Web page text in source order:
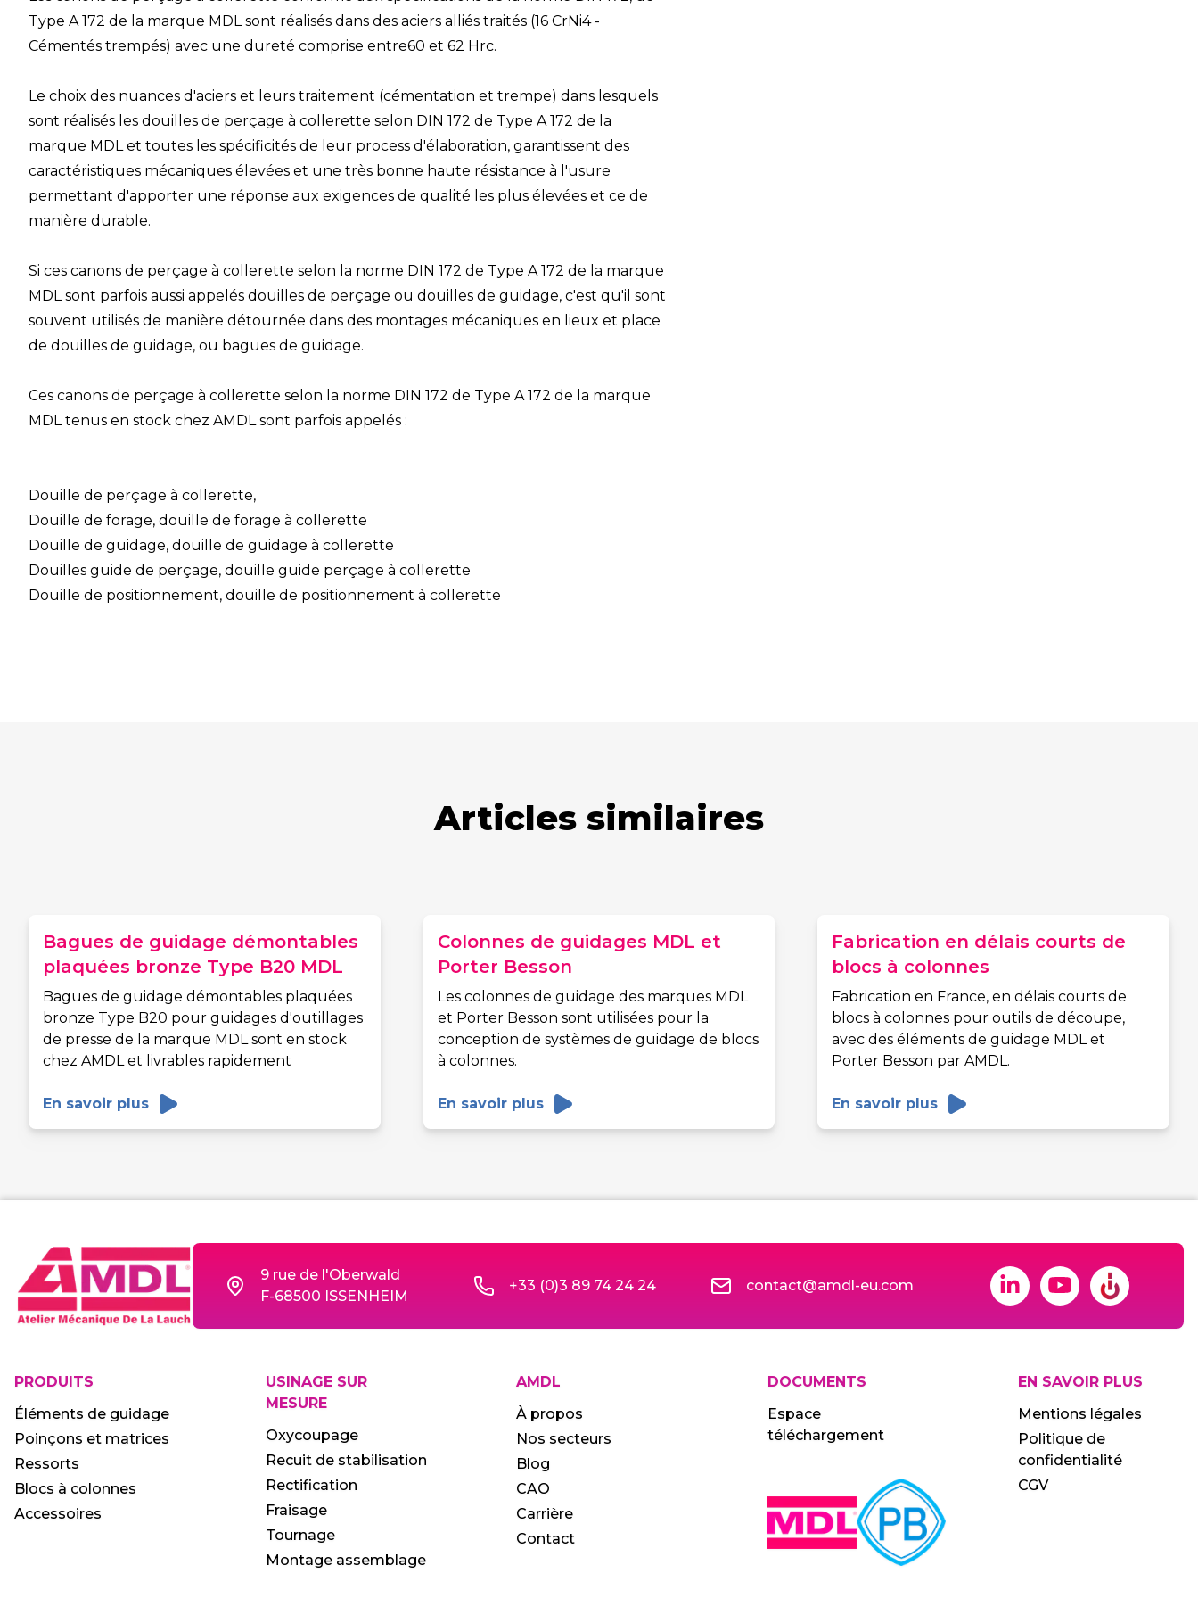
Type A 172 de la marque MDLsont réalisés dans des aciers alliés traités (16 CrNi4 -
Cémentés trempés) avec une dureté comprise entre60 et 62 Hrc.
Le choix des nuances d'aciers et leurs traitement (cémentation et trempe) dans lesquels
sont réalisés les douilles de perçage à collerette selon DIN 172 de Type A 172 de la
marque MDLet toutes les spécificités de leur process d'élaboration, garantissent des
caractéristiques mécaniques élevées et une très bonne haute résistance à l'usure
permettant d'apporter une réponse aux exigences de qualité les plus élevées et ce de
manière durable.
Si ces canons de perçage à collerette selon la norme DIN 172 de Type A 172 de la marque
MDLsont parfois aussi appelés douilles de perçage ou douilles de guidage, c'est qu'il sont
souvent utilisés de manière détournée dans des montages mécaniques en lieux et place
de douilles de guidage, ou bagues de guidage.
Ces canons de perçage à collerette selon la norme DIN 172 de Type A 172 de la marque
MDLtenus en stock chez AMDLsont parfois appelés :
Douille de perçage à collerette,
Douille de forage, douille de forage à collerette
Douille de guidage, douille de guidage à collerette
Douilles guide de perçage, douille guide perçage à collerette
Douille de positionnement, douille de positionnement à collerette
Articles similaires
Bagues de guidage démontables
plaquées bronze Type B20 MDL
Bagues de guidage démontables plaquées
bronze Type B20 pour guidages d'outillages
de presse de la marque MDL sont en stock
chez AMDL et livrables rapidement
En savoir plus
Colonnes de guidages MDL et
Porter Besson
Les colonnes de guidage des marques MDL
et Porter Besson sont utilisées pour la
conception de systèmes de guidage de blocs
à colonnes.
En savoir plus
Fabrication en délais courts de
blocs à colonnes
Fabrication en France, en délais courts de
blocs à colonnes pour outils de découpe,
avec des éléments de guidage MDL et
Porter Besson par AMDL.
En savoir plus
9 rue de l'Oberwald
F-68500 ISSENHEIM
+33 (0)3 89 74 24 24 contact@amdl-eu.com
PRODUITS
Éléments de guidage
Poinçons et matrices
Ressorts
Blocs à colonnes
Accessoires
USINAGE SUR
MESURE
Oxycoupage
Recuit de stabilisation
Rectification
Fraisage
Tournage
Montage assemblage
AMDL
À propos
Nos secteurs
Blog
CAO
Carrière
Contact
DOCUMENTS
Espace
téléchargement
EN SAVOIR PLUS
Mentions légales
Politique de
confidentialité
CGV
utilise des cookies !
Nous avons attendu d'être certains que le contenu
de ce site vous intéresse avant de vous interrompre,
mais nous aimerions vous accompagner pendant
votre visite.